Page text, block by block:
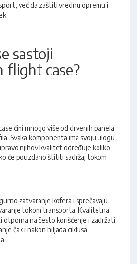
već da zaštiti vrednu opremu i
sastoji
flight case?
čini mnogo više od drvenih panela
Svaka komponenta ima svoju ulogu
njihov kvalitet određuje koliko
će pouzdano štititi sadržaj tokom
zatvaranje kofera i sprečavaju
tokom transporta. Kvalitetna
otporna na često korišćenje i zadržati
čak i nakon hiljada ciklusa